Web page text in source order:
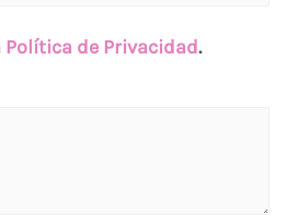
Política de Privacidad.